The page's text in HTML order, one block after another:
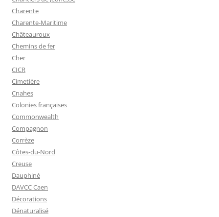
Charente
Charente-Maritime
Châteauroux
Chemins de fer
Cher
CICR
Cimetière
Cnahes
Colonies françaises
Commonwealth
Compagnon
Corrèze
Côtes-du-Nord
Creuse
Dauphiné
DAVCC Caen
Décorations
Dénaturalisé